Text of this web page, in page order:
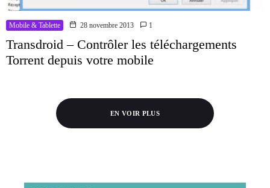
Mobile & Tablette 28 novembre 2013 1
Transdroid – Contrôler les téléchargements
Torrent depuis votre mobile
EN VOIR PLUS